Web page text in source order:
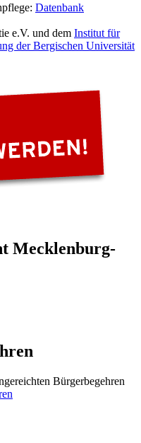
Datenbank
e.V. und dem Institut für
der Bergischen Universität
Mecklenburg-
Bürgerbegehren